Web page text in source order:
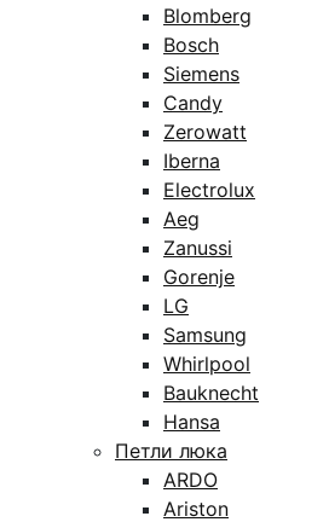
Blomberg
Bosch
Siemens
Candy
Zerowatt
Iberna
Electrolux
Aeg
Zanussi
Gorenje
LG
Samsung
Whirlpool
Bauknecht
Hansa
Петли люка
ARDO
Ariston